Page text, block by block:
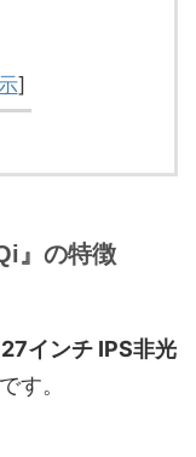
]
』の特徴
27インチ IPS非光
す。